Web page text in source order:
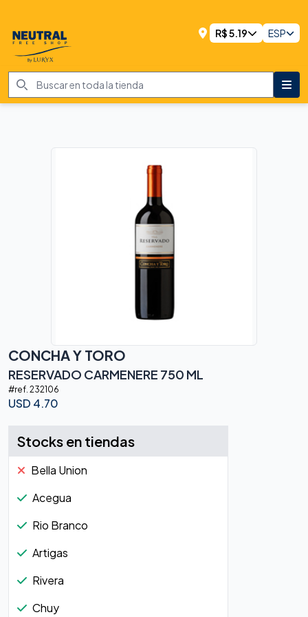
R$5.19 ESP
CONCHA Y TORO
RESERVADO CARMENERE 750 ML
#ref. 232106
USD 4.70
Stocks en tiendas
Bella Union
Acegua
Rio Branco
Artigas
Rivera
Chuy